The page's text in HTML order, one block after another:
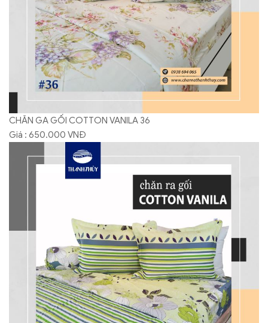
CHĂN GA GỐI COTTON VANILA 36
Giá : 650.000 VNĐ